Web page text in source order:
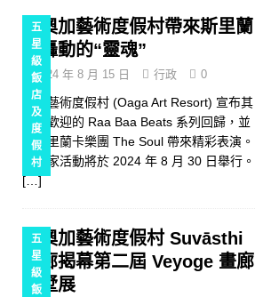
[ 2025 年 11 月 13 日 ] 諾
瓦馬爾地夫蜜月之旅，55%
優惠 特別優惠
五
星
級
飯
店
及
度
假
村
奧加藝術度假村帶來斯里蘭
卡轟動的“靈魂”
2024 年 8 月 15 日 行政 0
奧加藝術度假村 (Oaga Art Resort) 宣布其
廣受歡迎的 Raa Baa Beats 系列回歸，並
由斯里蘭卡樂團 The Soul 帶來精彩表演。
該獨家活動將於 2024 年 8 月 30 日舉行。
[…]
五
星
級
飯
奧加藝術度假村 Suvāsthi
畫廊揭幕第二屆 Veyoge 畫廊
別墅展